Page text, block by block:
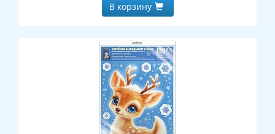
В корзину